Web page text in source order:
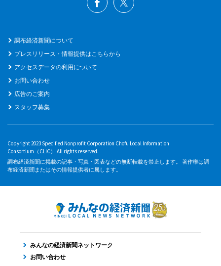
調布経済新聞について
プレスリリース・情報提供はこちらから
アクセスデータの利用について
お問い合わせ
広告のご案内
スタッフ募集
Copyright 2023 Specified Nonprofit Corporation Chofu Local Information
Consortium（CLIC） All rights reserved.
調布経済新聞に掲載の記事・写真・図表などの無断転載を禁止します。 著作権は調
布経済新聞またはその情報提供者に属します。
みんなの経済新聞ネットワーク
お問い合わせ